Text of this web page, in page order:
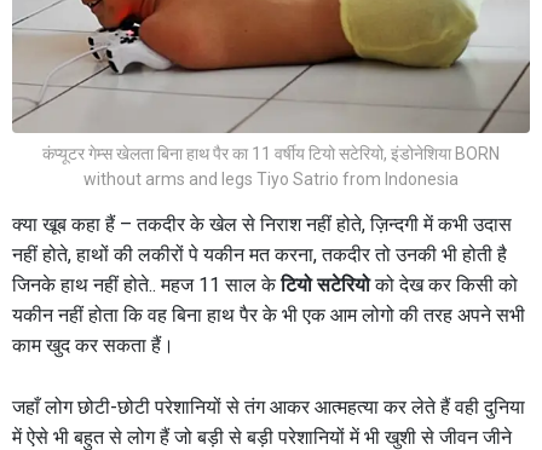
कंप्यूटर गेम्स खेलता बिना हाथ पैर का 11 वर्षीय टियो सटेरियो, इंडोनेशिया BORN
without arms and legs Tiyo Satrio from Indonesia
क्या खूब कहा हैं – तकदीर के खेल से निराश नहीं होते, ज़िन्दगी में कभी उदास
नहीं होते, हाथों की लकीरों पे यकीन मत करना, तकदीर तो उनकी भी होती है
जिनके हाथ नहीं होते.. महज 11 साल केटियो सटेरियोको देख कर किसी को
यकीन नहीं होता कि वह बिना हाथ पैर के भी एक आम लोगो की तरह अपने सभी
काम खुद कर सकता हैं।
जहाँ लोग छोटी-छोटी परेशानियों से तंग आकर आत्महत्या कर लेते हैं वही दुनिया
में ऐसे भी बहुत से लोग हैं जो बड़ी से बड़ी परेशानियों में भी खुशी से जीवन जीने